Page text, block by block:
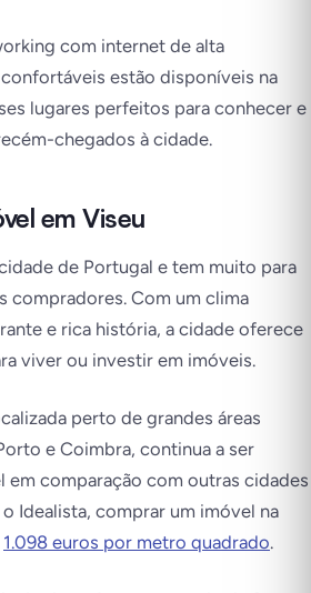
com internet de alta
estão disponíveis na
lugares perfeitos para conhecer e
chegados à cidade.
em Viseu
de Portugal e tem muito para
compradores. Com um clima
e rica história, a cidade oferece
viver ou investir em imóveis.
perto de grandes áreas
e Coimbra, continua a ser
em comparação com outras cidades
Idealista, comprar um imóvel na
1.098 euros por metro quadrado.